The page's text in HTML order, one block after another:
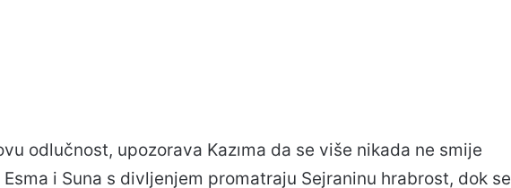
odlučnost, upozorava Kazıma da se više nikada ne smije
i Suna s divljenjem promatraju Sejraninu hrabrost, dok se